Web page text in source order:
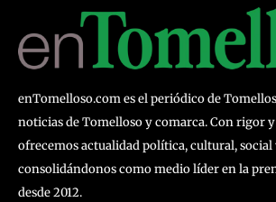
enTomelloso.com es el periódico de
noticias de Tomelloso y comarca. Con rigor
ofrecemos actualidad política, cultural, social
consolidándonos como medio líder en la
desde 2012.